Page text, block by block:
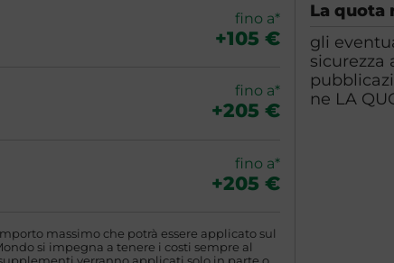
fino a*
+105 €
fino a*
+205 €
fino a*
+205 €
massimo che potrà essere applicato sul
si impegna a tenere i costi sempre al
La quota
gli
sicurezza
ne LA